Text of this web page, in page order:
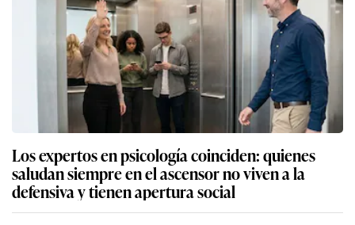
Los expertos en psicología coinciden: quienes
saludan siempre en el ascensor no viven a la
defensiva y tienen apertura social